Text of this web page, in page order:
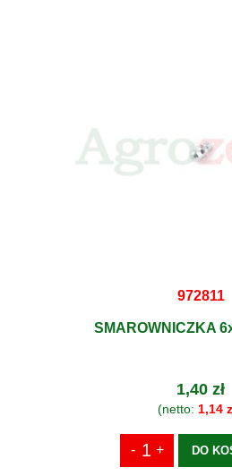
972811
SMAROWNICZKA
1,40 zł
(netto: 1,14
DO